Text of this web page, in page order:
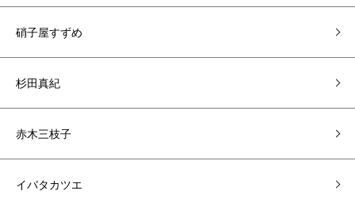
硝子屋すずめ
杉田真紀
赤木三枝子
イバタカツエ